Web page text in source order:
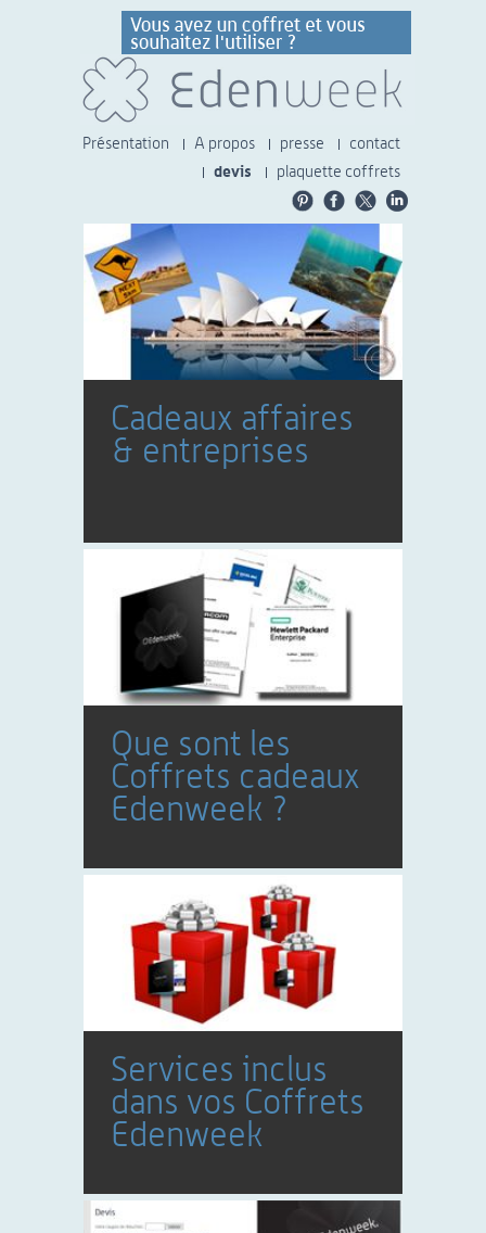
Présentation A propos presse
contact
devis
plaquette coffrets
Cadeaux affaires
& entreprises
Que sont les
Coffrets cadeaux
Edenweek ?
Services inclus
dans vos Coffrets
Edenweek